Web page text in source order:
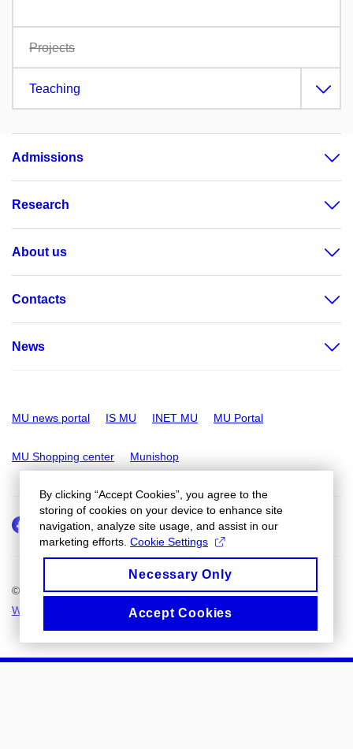
Projects
Teaching
Admissions
Research
About us
Contacts
News
MU news portal IS MU INET MU MU Portal
MU Shopping center Munishop
© 2026Masaryk University
Webmaster
Accessibility statement Cookies
Facebook
Instagram
Youtube
LinkedIn
e-
mail
Email
Add
to
calendar
Add
calendar
By clicking “Accept Cookies”, you agree to the
storing of cookies on your device to enhance site
navigation, analyze site usage, and assist in our
marketing efforts. Cookie Settings
Necessary Only
Accept Cookies